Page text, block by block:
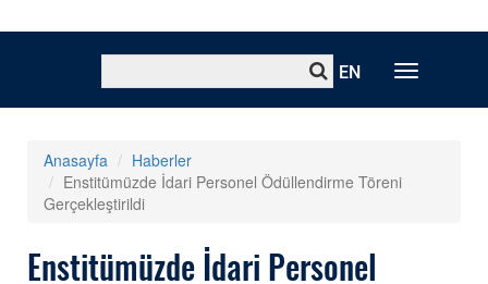
EN
Anasayfa
Haberler
Enstitümüzde İdari Personel Ödüllendirme Töreni
Gerçekleştirildi
Enstitümüzde İdari Personel